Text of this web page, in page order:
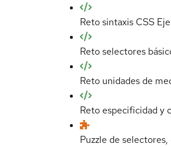
Reto sintaxis CSS
Reto selectores
Reto unidades de
Reto especificidad y
Puzzle de selectores,